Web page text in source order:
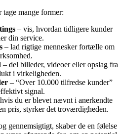
mange former:
– vis, hvordan tidligere kunder
din service.
– lad rigtige mennesker fortælle om
– del billeder, videoer eller opslag fra
i virkeligheden.
– “Over 10.000 tilfredse kunder”
signal.
du er blevet nævnt i anerkendte
pris, styrker det troværdigheden.
gennemsigtigt, skaber de en følelse